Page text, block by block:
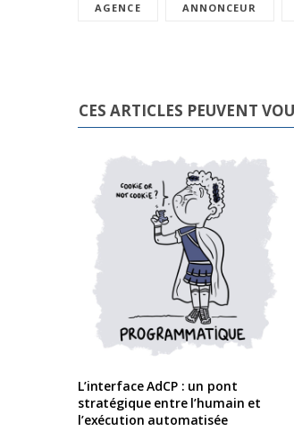
AGENCE ANNONCEUR
CES ARTICLES PEUVENT
L’interface AdCP : un pont
stratégique entre l’humain et
l’exécution automatisée